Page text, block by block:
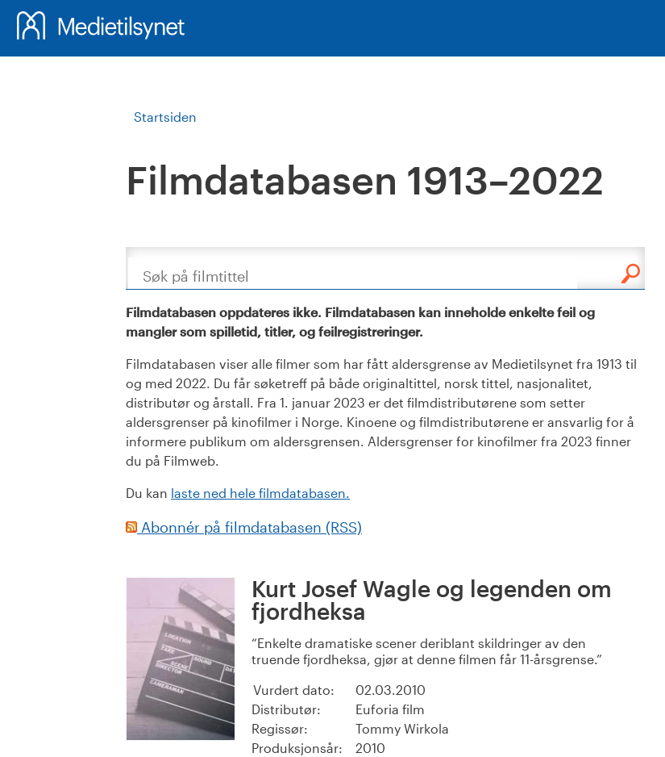
Startsiden
Filmdatabasen 1913–2022
Søk
Filmdatabasen oppdateres ikke. Filmdatabasen kan inneholde enkelte feil og
mangler som spilletid, titler, og feilregistreringer.
Filmdatabasen viser alle filmer som har fått aldersgrense av Medietilsynet fra 1913 til
og med 2022. Du får søketreff på både originaltittel, norsk tittel, nasjonalitet,
distributør og årstall. Fra 1. januar 2023 er det filmdistributørene som setter
aldersgrenser på kinofilmer i Norge. Kinoene og filmdistributørene er ansvarlig for å
informere publikum om aldersgrensen. Aldersgrenser for kinofilmer fra 2023 finner
du på Filmweb.
Du kan laste ned hele filmdatabasen.
Abonnér på filmdatabasen (RSS)
Kurt Josef Wagle og legenden om
fjordheksa
Enkelte dramatiske scener deriblant skildringer av den
truende fjordheksa, gjør at denne filmen får 11-årsgrense.
Vurdert dato:
02.03.2010
Distributør:
Euforia film
Regissør:
Tommy Wirkola
Produksjonsår:
2010